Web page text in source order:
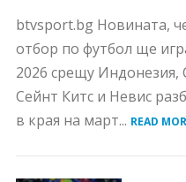
btvsport.bg Новината,
отбор по футбол ще
2026 срещу
Сейнт Китс и Невис
в края на март... READ